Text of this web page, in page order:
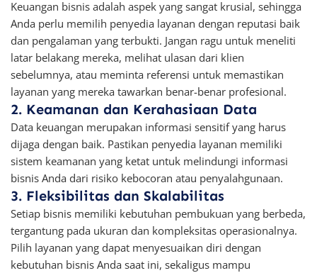
Keuangan bisnis adalah aspek yang sangat krusial, sehingga
Anda perlu memilih penyedia layanan dengan reputasi baik
dan pengalaman yang terbukti. Jangan ragu untuk meneliti
latar belakang mereka, melihat ulasan dari klien
sebelumnya, atau meminta referensi untuk memastikan
layanan yang mereka tawarkan benar-benar profesional.
2. Keamanan dan Kerahasiaan Data
Data keuangan merupakan informasi sensitif yang harus
dijaga dengan baik. Pastikan penyedia layanan memiliki
sistem keamanan yang ketat untuk melindungi informasi
bisnis Anda dari risiko kebocoran atau penyalahgunaan.
3. Fleksibilitas dan Skalabilitas
Setiap bisnis memiliki kebutuhan pembukuan yang berbeda,
tergantung pada ukuran dan kompleksitas operasionalnya.
Pilih layanan yang dapat menyesuaikan diri dengan
kebutuhan bisnis Anda saat ini, sekaligus mampu